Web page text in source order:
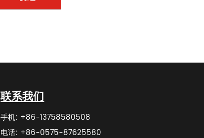
联系我们
手机: +86-13758580508
电话: +86-0575-87625580